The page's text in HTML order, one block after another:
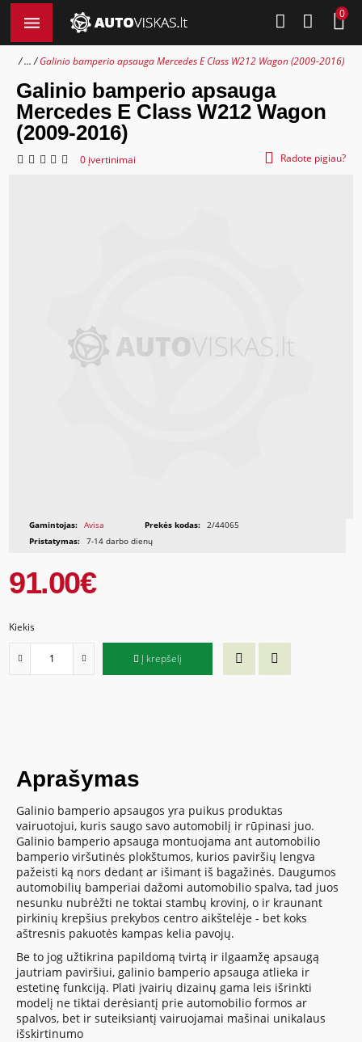
0
... Galinio bamperio apsauga Mercedes E Class W212 Wagon (2009-2016)
Galinio bamperio apsauga
Mercedes E Class W212 Wagon
(2009-2016)
0 įvertinimai Radote pigiau?
Gamintojas: Avisa Prekės kodas: 2/44065
Pristatymas: 7-14 darbo dienų
91.00€
Kiekis
Į krepšelį
Aprašymas
Galinio bamperio apsaugos yra puikus produktas
vairuotojui, kuris saugo savo automobilį ir rūpinasi juo.
Galinio bamperio apsauga montuojama ant automobilio
bamperio viršutinės plokštumos, kurios paviršių lengva
pažeisti ką nors dedant ar išimant iš bagažinės. Daugumos
automobilių bamperiai dažomi automobilio spalva, tad juos
nesunku nubrėžti ne toktai stambų krovinį, o ir kraunant
pirkinių krepšius prekybos centro aikštelėje - bet koks
aštresnis pakuotės kampas kelia pavojų.
Be to jog užtikrina papildomą tvirtą ir ilgaamžę apsaugą
jautriam paviršiui, galinio bamperio apsauga atlieka ir
estetinę funkciją. Plati įvairių dizainų gama leis išrinkti
modelį ne tiktai derėsiantį prie automobilio formos ar
spalvos, bet ir suteiksiantį vairuojamai mašinai unikalaus
išskirtinumo